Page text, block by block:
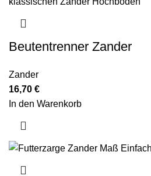
Beutentrenner Zander
Zander
16,70 €
In den Warenkorb